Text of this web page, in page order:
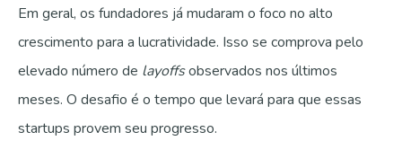
Em geral, os fundadores já mudaram o foco no alto
crescimento para a lucratividade. Isso se comprova pelo
elevado número de layoffsobservados nos últimos
meses. O desafio é o tempo que levará para que essas
startups provem seu progresso.